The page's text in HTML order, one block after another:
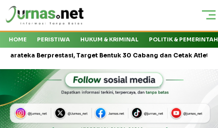
HOME PERISTIWA HUKUM & KRIMINAL POLITIK &
Berprestasi, Target Bentuk 30 Cabang dan Cetak Atlet Nasional